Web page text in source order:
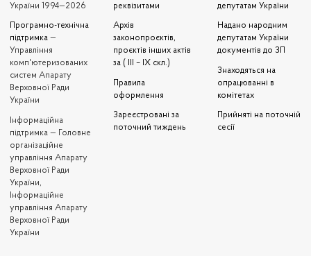
України 1994—2026
Програмно-технічна
підтримка —
Управління
комп'ютеризованих
систем Апарату
Верховної Ради
України
Iнформаційна
підтримка — Головне
організаційне
управління Апарату
Верховної Ради
України,
Інформаційне
управління Апарату
Верховної Ради
України
реквізитами
Архів
законопроєктів,
проєктів інших актів
за ( III – IX скл.)
Правила
оформлення
Зареєстровані за
поточний тиждень
депутатам України
Надано народним
депутатам України
документів до ЗП
Знаходяться на
опрацюванні в
комітетах
Прийняті на поточній
сесії